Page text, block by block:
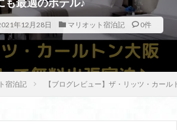
年12月28日 マリオット宿泊記 0件
宿泊記 【ブログレビュー】ザ・リッツ・カー